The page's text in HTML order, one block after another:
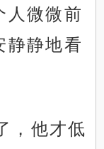
人微微前
静静地看
，他才低